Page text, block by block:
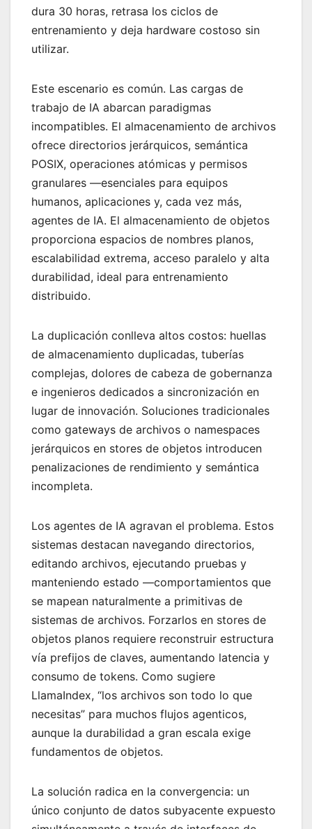
dura 30 horas, retrasa los ciclos de
entrenamiento y deja hardware costoso sin
utilizar.
Este escenario es común. Las cargas de
trabajo de IA abarcan paradigmas
incompatibles. El almacenamiento de archivos
ofrece directorios jerárquicos, semántica
POSIX, operaciones atómicas y permisos
granulares —esenciales para equipos
humanos, aplicaciones y, cada vez más,
agentes de IA. El almacenamiento de objetos
proporciona espacios de nombres planos,
escalabilidad extrema, acceso paralelo y alta
durabilidad, ideal para entrenamiento
distribuido.
La duplicación conlleva altos costos: huellas
de almacenamiento duplicadas, tuberías
complejas, dolores de cabeza de gobernanza
e ingenieros dedicados a sincronización en
lugar de innovación. Soluciones tradicionales
como gateways de archivos o namespaces
jerárquicos en stores de objetos introducen
penalizaciones de rendimiento y semántica
incompleta.
Los agentes de IA agravan el problema. Estos
sistemas destacan navegando directorios,
editando archivos, ejecutando pruebas y
manteniendo estado —comportamientos que
se mapean naturalmente a primitivas de
sistemas de archivos. Forzarlos en stores de
objetos planos requiere reconstruir estructura
vía prefijos de claves, aumentando latencia y
consumo de tokens. Como sugiere
LlamaIndex, “los archivos son todo lo que
necesitas” para muchos flujos agenticos,
aunque la durabilidad a gran escala exige
fundamentos de objetos.
La solución radica en la convergencia: un
único conjunto de datos subyacente expuesto